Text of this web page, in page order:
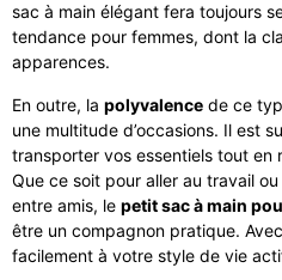
sac à main élégant fera toujours
tendance pour femmes, dont la
apparences.
En outre, la polyvalence de ce
une multitude d’occasions. Il est
transporter vos essentiels tout en
Que ce soit pour aller au travail
entre amis, le petit sac à main
être un compagnon pratique.
facilement à votre style de vie